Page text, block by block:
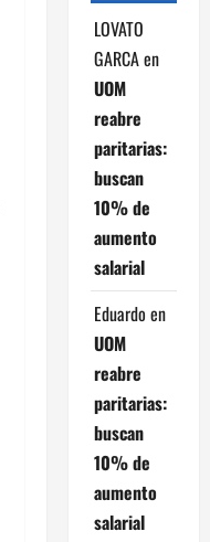
LOVATO
GARCAen
UOM
reabre
paritarias:
buscan
10% de
aumento
salarial
Eduardo en
UOM
reabre
paritarias:
buscan
10% de
aumento
salarial